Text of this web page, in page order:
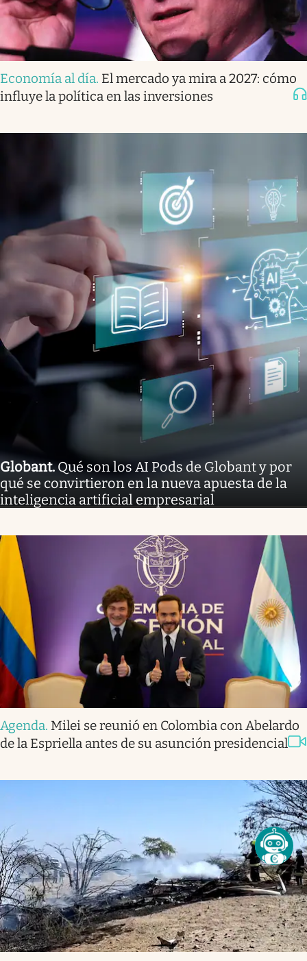
Economía al día. El mercado ya mira a 2027: cómo
influye la política en las inversiones
Globant.Qué son los AI Pods de Globant y por
qué se convirtieron en la nueva apuesta de la
inteligencia artificial empresarial
Agenda. Milei se reunió en Colombia con Abelardo
de la Espriella antes de su asunción presidencial